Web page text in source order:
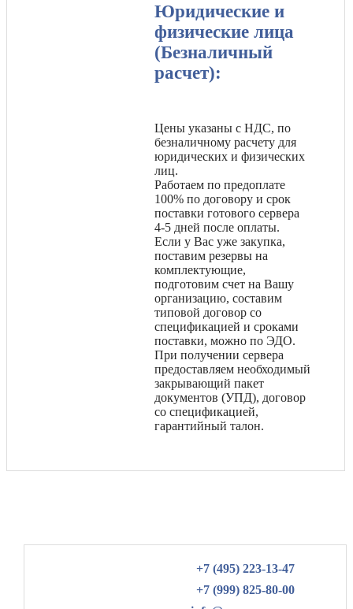
Юридические и
физические лица
(Безналичный
расчет):
Цены указаны с НДС, по
безналичному расчету для
юридических и физических
лиц.
Работаем по предоплате
100% по договору и срок
поставки готового сервера
4-5 дней после оплаты.
Если у Вас уже закупка,
поставим резервы на
комплектующие,
подготовим счет на Вашу
организацию, составим
типовой договор со
спецификацией и сроками
поставки, можно по ЭДО.
При получении сервера
предоставляем необходимый
закрывающий пакет
документов (УПД), договор
со спецификацией,
гарантийный талон.
+7 (495) 223-13-47
+7 (999) 825-80-00